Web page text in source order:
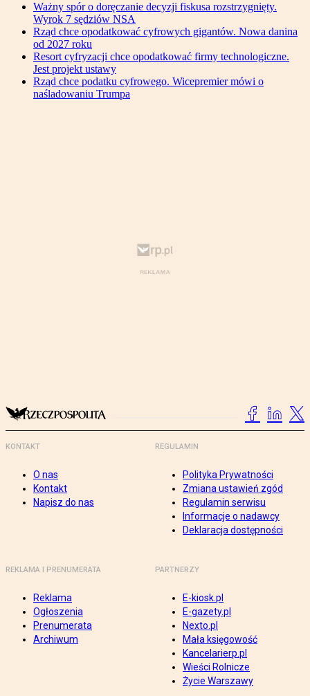
Ważny spór o doręczanie decyzji fiskusa rozstrzygnięty.
Wyrok 7 sędziów NSA
Rząd chce opodatkować cyfrowych gigantów. Nowa danina
od 2027 roku
Resort cyfryzacji chce opodatkować firmy technologiczne.
Jest projekt ustawy
Rząd chce podatku cyfrowego. Wicepremier mówi o
naśladowaniu Trumpa
KONTAKT
O nas
Kontakt
Napisz do nas
REGULAMIN
Polityka Prywatności
Zmiana ustawień zgód
Regulamin serwisu
Informacje o nadawcy
Deklaracja dostępności
REKLAMA I PRENUMERATA
Reklama
Ogłoszenia
Prenumerata
Archiwum
PARTNERZY
E-kiosk.pl
E-gazety.pl
Nexto.pl
Mała księgowość
Kancelarierp.pl
Wieści Rolnicze
Życie Warszawy